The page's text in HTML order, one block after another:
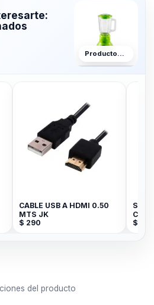
Productos relacionados
CABLE USB A HDMI 0.50
MTS JK
$ 290
$
del producto